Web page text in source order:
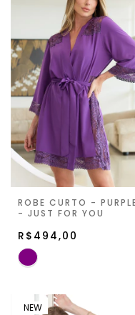
ROBE CURTO -
- JUST FOR YOU
R$494,00
NEW